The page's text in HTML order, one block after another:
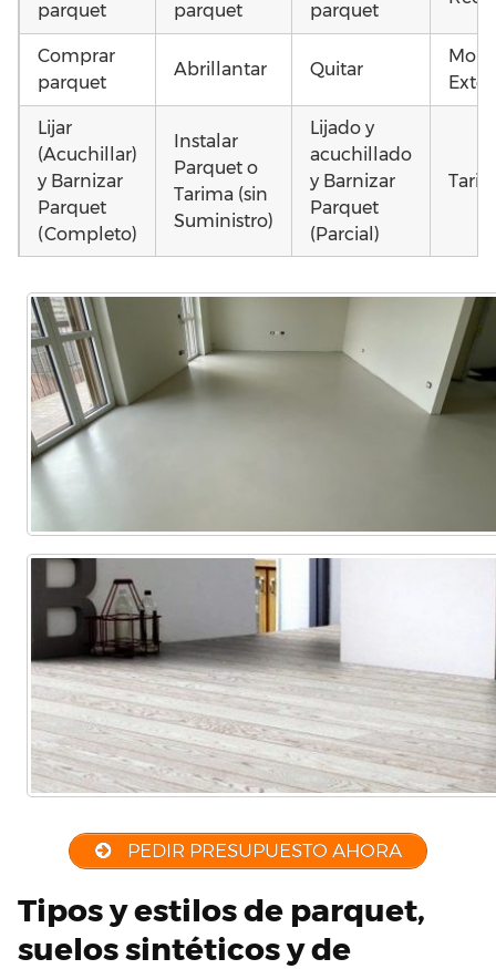
parquet
parquet
parquet
Comprar
parquet
Abrillantar Quitar
Lijar
(Acuchillar)
y Barnizar
Parquet
(Completo)
Instalar
Parquet o
Tarima (sin
Suministro)
Lijado y
acuchillado
y Barnizar
Parquet
(Parcial)
Instalar
parquet o
Tarima
Local
Comercial
Poner
parquet o
Tarima
Vivienda
(Completa)
Montar
parquet o
Tarima
Vivienda
etc…
PEDIR PRESUPUESTO AHORA
Tipos y estilos de parquet,
suelos sintéticos y de